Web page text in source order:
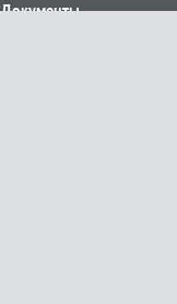
Документы